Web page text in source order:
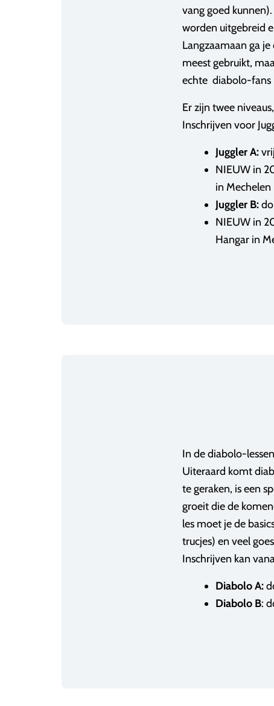
vang goed kunnen).
worden uitgebreid
Langzaamaan ga
meest gebruikt,
echte diabolo-fans
Er zijn twee
Inschrijven voor
Juggler A:
NIEUW in
in
Juggler B:
NIEUW in
Hangar in
In de diabolo-
Uiteraard komt
te geraken, is een
groeit die de
les moet je de
trucjes) en veel
Inschrijven kan
Diabolo A:
Diabolo B: